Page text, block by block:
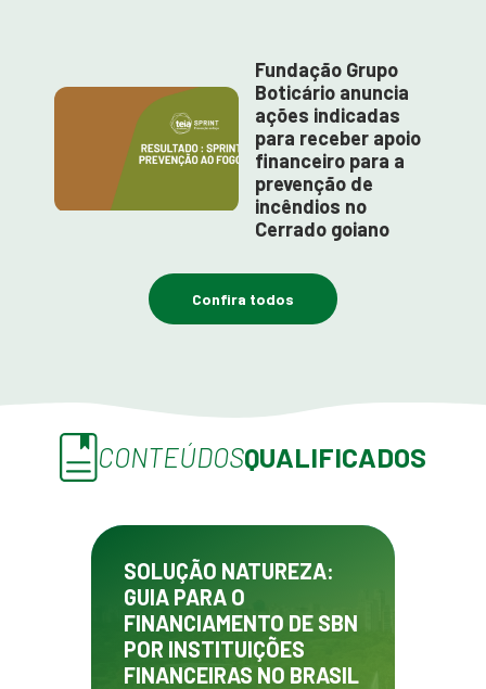
Fundação Grupo
Boticário anuncia
ações indicadas
para receber apoio
financeiro para a
prevenção de
incêndios no
Cerrado goiano
Confira todos
CONTEÚDOSQUALIFICADOS
SOLUÇÃO NATUREZA:
GUIA PARA O
FINANCIAMENTO DE SBN
POR INSTITUIÇÕES
FINANCEIRAS NO BRASIL